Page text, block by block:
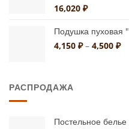
16,020 ₽
Подушка
4,150 ₽ – 4,500 ₽
РАСПРОДАЖА
Постельное белье